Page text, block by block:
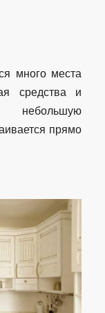
много места
средства и
небольшую
прямо